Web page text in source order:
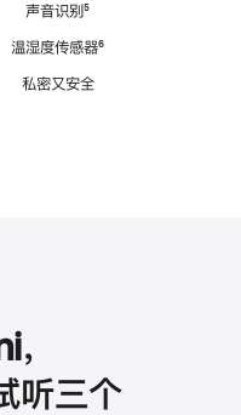
声音识别脚
⁵
温湿度传感器脚
⁶
私密又安全
听三个